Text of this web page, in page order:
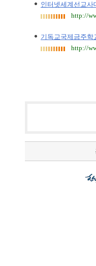
인터넷세계선교사
http://
기독교국제금주학
http://